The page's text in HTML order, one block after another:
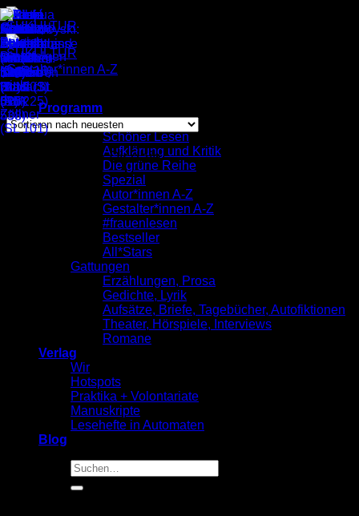
Zum
Inhalt
springen
Programm
komplett
Schöner Lesen
Aufklärung und Kritik
Die grüne Reihe
Spezial
Autor*innen A-Z
Gestalter*innen A-Z
#frauenlesen
Bestseller
All*Stars
Gattungen
Erzählungen, Prosa
Gedichte, Lyrik
Aufsätze, Briefe, Tagebücher, Autofiktionen
Theater, Hörspiele, Interviews
Romane
Verlag
Wir
Hotspots
Praktika + Volontariate
Manuskripte
Lesehefte in Automaten
Blog
Suche
nach:
Gestalter*innen A-Z
Einzelnes Ergebnis wird angezeigt
Lady Stefanie Disdain